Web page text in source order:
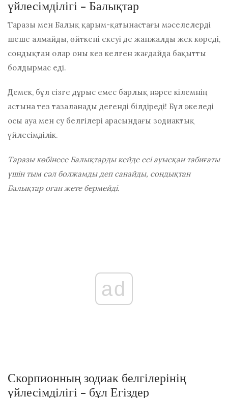
үйлесімділігі - Балықтар
Таразы мен Балық қарым-қатынастағы мәселелерді
шеше алмайды, өйткені екеуі де жанжалды жек көреді,
сондықтан олар оны кез келген жағдайда бақытты
болдырмас еді.
Демек, бұл сізге дұрыс емес барлық нәрсе кілемнің
астына тез тазаланады дегенді білдіреді! Бұл әкеледі
осы ауа мен су белгілері арасындағы зодиактық
үйлесімділік.
Таразы көбінесе Балықтарды кейде есі ауысқан табиғаты
үшін тым сәл болжамды деп санайды, сондықтан
Балықтар оған жете бермейді.
ad
Скорпионның зодиак белгілерінің
үйлесімділігі - бұл Егіздер